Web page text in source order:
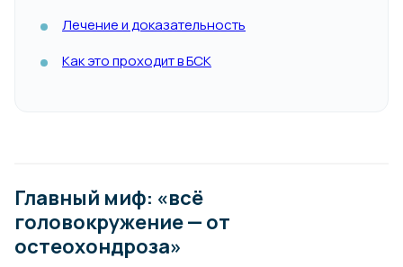
Лечение и доказательность
Как это проходит в БСК
Главный миф: «всё
головокружение — от
остеохондроза»